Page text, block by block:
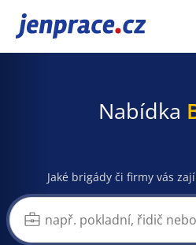
JenPráce.cz
Nabídka
Jaké brigády či firmy vás